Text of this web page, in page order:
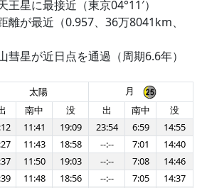
星に最接近（東京04°11′）
離が最近（0.957、36万8041km、
彗星が近日点を通過（周期6.6年）
太陽
月
南中 没 出 南中
没
11:41 19:09 23:54 6:59
14:55
11:43 18:58 --:-- 7:01
14:40
11:50 19:03 --:-- 7:08
14:46
11:48 18:56 --:-- 7:05
14:37